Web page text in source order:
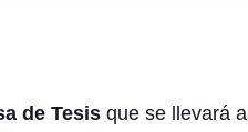
de Tesis que se llevará a